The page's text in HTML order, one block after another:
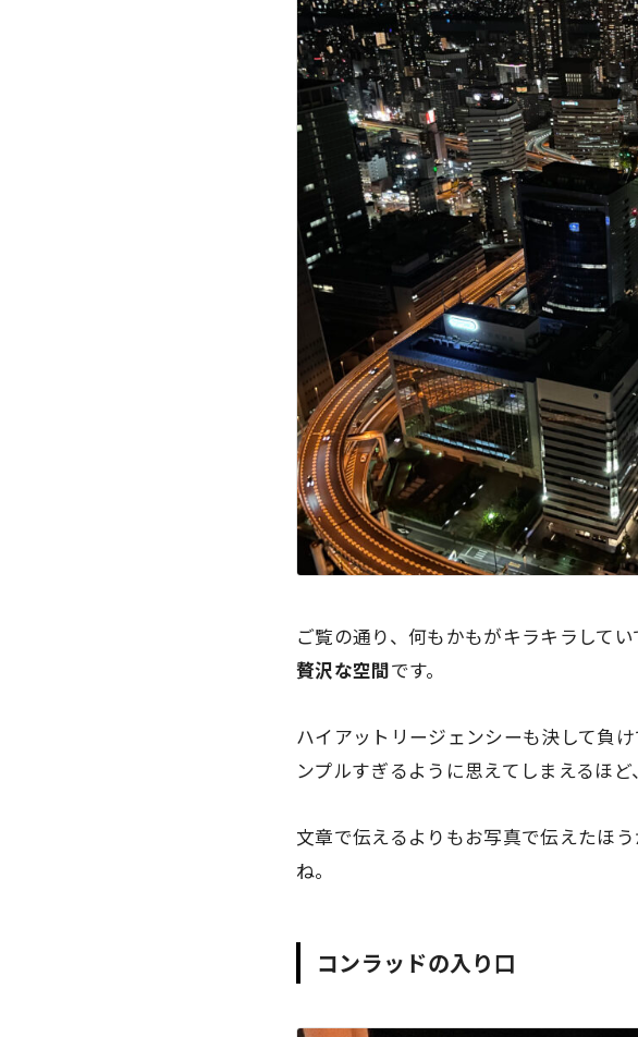
ご覧の通り、何もかもがキラキラして
贅沢な空間です。
ハイアットリージェンシーも決して負
ンプルすぎるように思えてしまえるほど、
文章で伝えるよりもお写真で伝えたほ
ね。
コンラッドの入り口